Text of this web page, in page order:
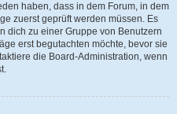
haben, dass in dem Forum, in dem
zuerst geprüft werden müssen. Es
dich zu einer Gruppe von Benutzern
erst begutachten möchte, bevor sie
die Board-Administration, wenn